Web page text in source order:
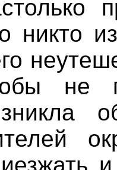
никто
не